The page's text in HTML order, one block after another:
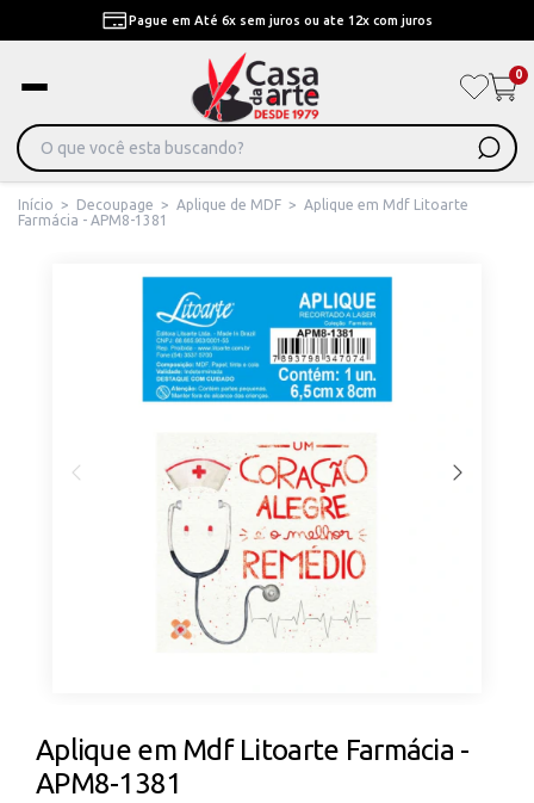
Pague em Até 6x sem juros ou ate 12x com juros
0
Início > Decoupage > Aplique de MDF > Aplique em Mdf Litoarte
Farmácia - APM8-1381
Aplique em Mdf Litoarte Farmácia -
APM8-1381